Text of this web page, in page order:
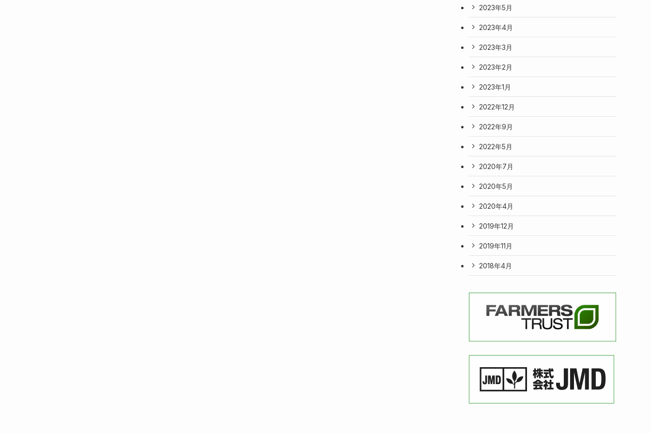
2023年5月
2023年4月
2023年3月
2023年2月
2023年1月
2022年12月
2022年9月
2022年5月
2020年7月
2020年5月
2020年4月
2019年12月
2019年11月
2018年4月